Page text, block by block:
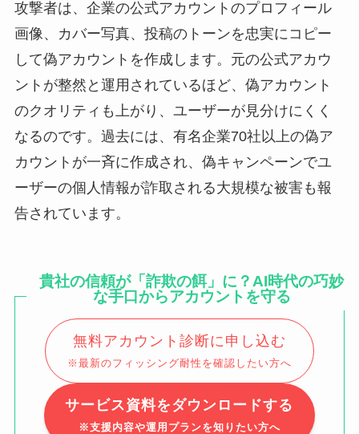
攻撃者は、企業の公式アカウントのプロフィール
画像、カバー写真、投稿のトーンを忠実にコピー
して偽アカウントを作成します。元の公式アカウ
ントが整然と運用されているほど、偽アカウント
のクオリティも上がり、ユーザーが見分けにくく
なるのです。過去には、有名企業70社以上の偽ア
カウントが一斉に作成され、偽キャンペーンでユ
ーザーの個人情報が詐取される大規模な被害も報
告されています。
貴社の信頼が「詐欺の餌」に？AI時代の巧妙
な手口からアカウントを守る
無料アカウント診断に申し込む
※最新のフィッシング耐性を確認したい方へ
サービス資料をダウンロードする
※支援内容や運用プランを知りたい方へ